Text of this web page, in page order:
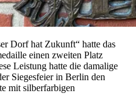
Dorf hat Zukunft“ hatte das
einen zweiten Platz
Leistung hatte die damalige
Siegesfeier in Berlin den
mit silberfarbigen